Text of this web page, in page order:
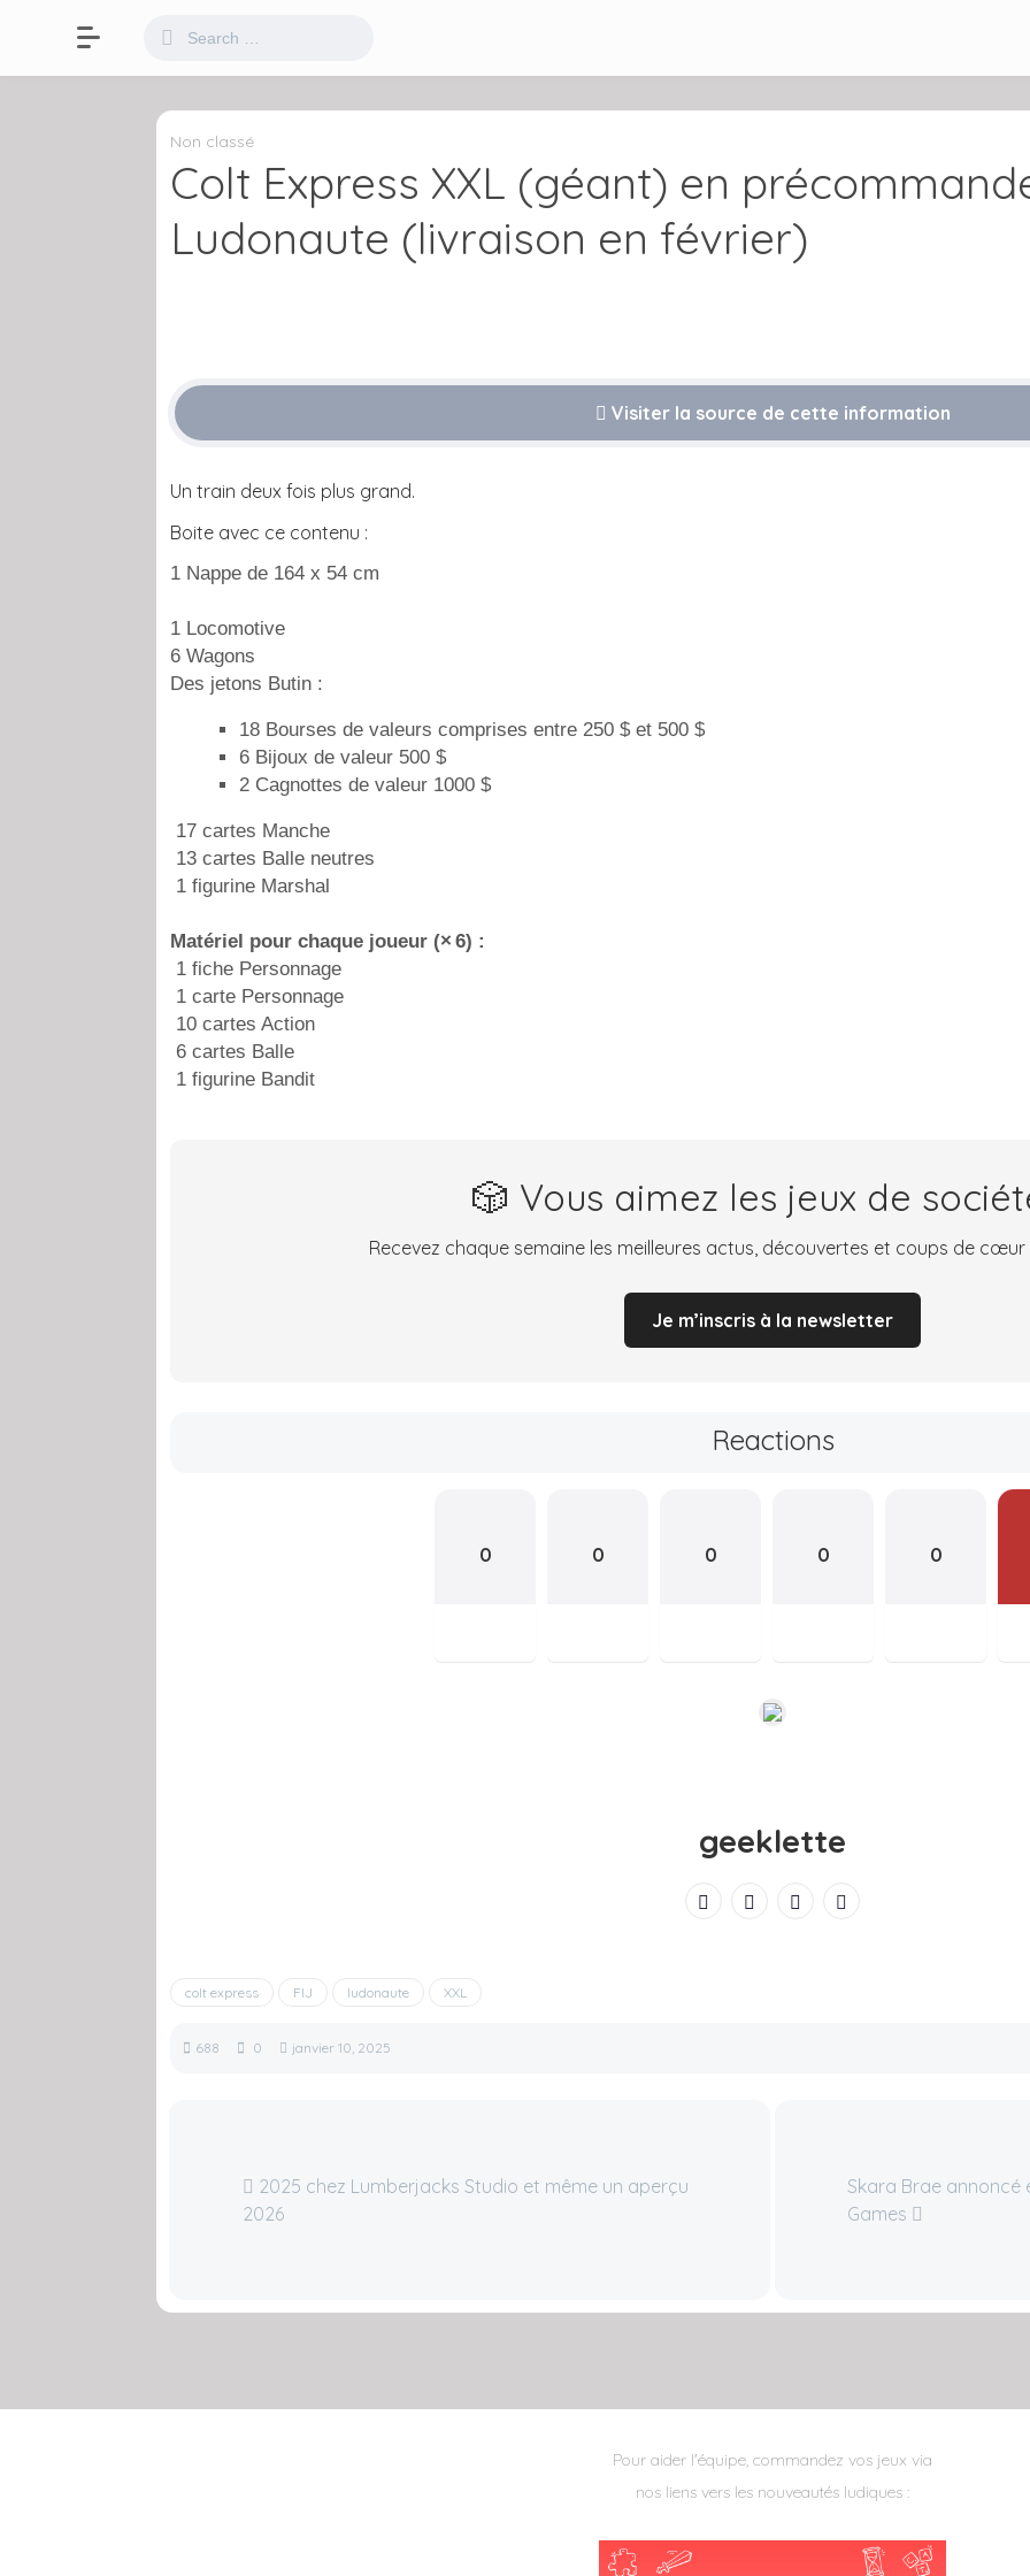
Non classé
Colt Express XXL (géant) en
Ludonaute (livraison en février)
Visiter la source de cette information
Un train deux fois plus grand.
Boite avec ce contenu :
1 Nappe de 164 x 54 cm
1 Locomotive
6 Wagons
Des jetons Butin :
18 Bourses de valeurs comprises entre 250 $ et 500 $
6 Bijoux de valeur 500 $
2 Cagnottes de valeur 1000 $
17 cartes Manche
13 cartes Balle neutres
1 figurine Marshal
Matériel pour chaque joueur (× 6) :
1 fiche Personnage
1 carte Personnage
10 cartes Action
6 cartes Balle
1 figurine Bandit
🎲 Vous aimez les jeux de
Recevez chaque semaine les meilleures actus, découvertes et coups de
Je m’inscris à la newsletter
Reactions
0 0 0 0 0
geeklette
colt express FIJ ludonaute XXL
688 0 janvier 10, 2025
2025 chez Lumberjacks Studio et même un aperçu
2026
Skara Brae annoncé
Games
Pour aider l'équipe, commandez vos jeux via
nos liens vers les nouveautés ludiques :